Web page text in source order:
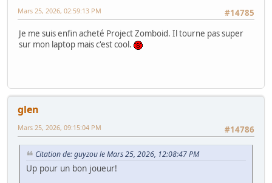
#14785
Mars 25, 2026, 02:59:13 PM
Je me suis enfin acheté Project Zomboid. Il tourne pas super
sur mon laptop mais c'est cool.
glen
#14786
Mars 25, 2026, 09:15:04 PM
Citation de: guyzou le Mars 25, 2026, 12:08:47 PM
Up pour un bon joueur!